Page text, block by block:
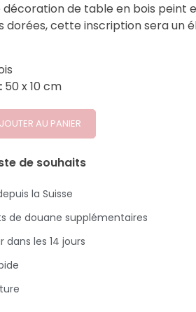
de table en bois peint
dorées, cette inscription sera un
50 x 10 cm
AU PANIER
de souhaits
la Suisse
de douane supplémentaires
dans les 14 jours